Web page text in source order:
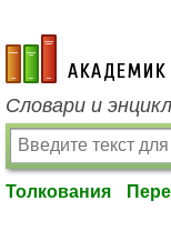
academic.ru
Словари и
Толкования